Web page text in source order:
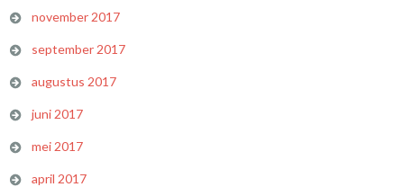
november 2017
september 2017
augustus 2017
juni 2017
mei 2017
april 2017